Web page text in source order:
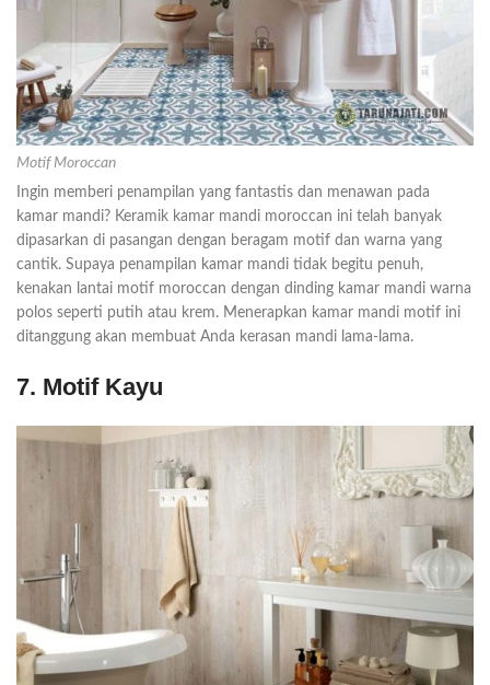
Motif Moroccan
Ingin memberi penampilan yang fantastis dan menawan pada
kamar mandi? Keramik kamar mandi moroccan ini telah banyak
dipasarkan di pasangan dengan beragam motif dan warna yang
cantik. Supaya penampilan kamar mandi tidak begitu penuh,
kenakan lantai motif moroccan dengan dinding kamar mandi warna
polos seperti putih atau krem. Menerapkan kamar mandi motif ini
ditanggung akan membuat Anda kerasan mandi lama-lama.
7. Motif Kayu